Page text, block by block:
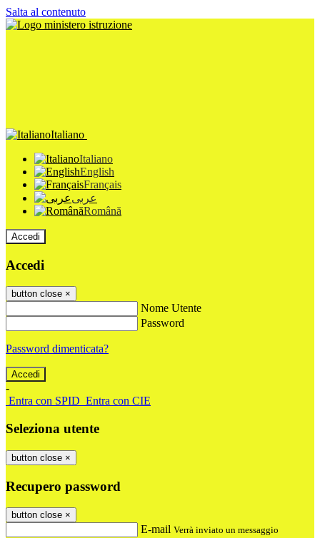
Salta al contenuto
Italiano
Italiano
English
Français
عربى
Română
Accedi
Accedi
button close ×
Nome Utente
Password
Password dimenticata?
-
Entra con SPID Entra con CIE
Seleziona utente
button close ×
Recupero password
button close ×
E-mail Verrà inviato un messaggio